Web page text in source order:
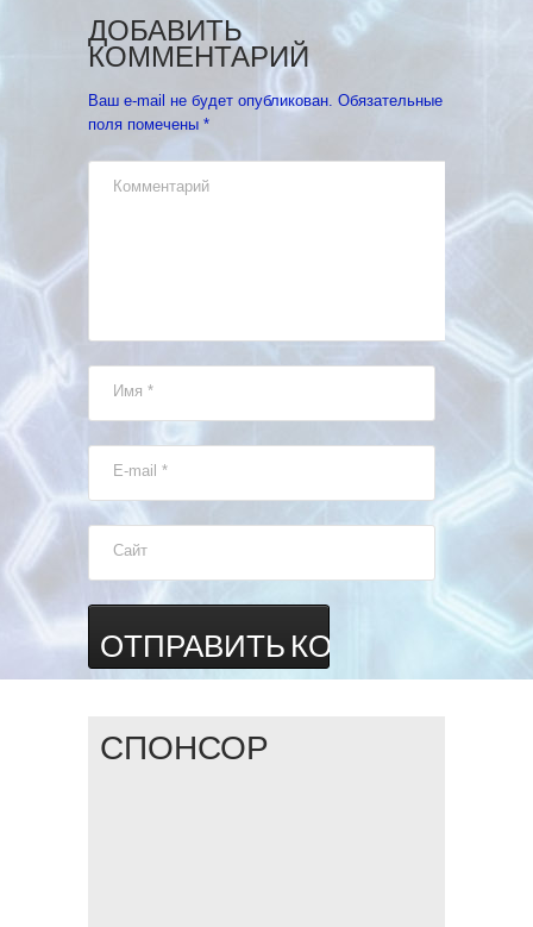
ДОБАВИТЬ
КОММЕНТАРИЙ
Ваш e-mail не будет опубликован. Обязательные
поля помечены *
Комментарий
Имя *
E-mail *
Сайт
СПОНСОР